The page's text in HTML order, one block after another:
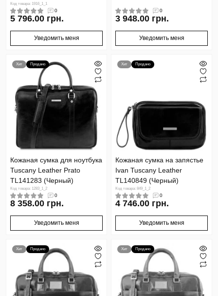
Код товара: 1916_1_1
0
5 796.00 грн.
Уведомить меня
0
3 948.00 грн.
Уведомить меня
Хит Продано
Кожаная сумка для ноутбука
Tuscany Leather Prato
TL141283 (Черный)
Код товара: 1283_1_2
0
8 358.00 грн.
Уведомить меня
Хит Продано
Кожаная сумка на запястье
Ivan Tuscany Leather
TL140849 (Черный)
Код товара: 849_1_2
0
4 746.00 грн.
Уведомить меня
Хит Продано Хит Продано